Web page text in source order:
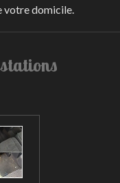
votre domicile.